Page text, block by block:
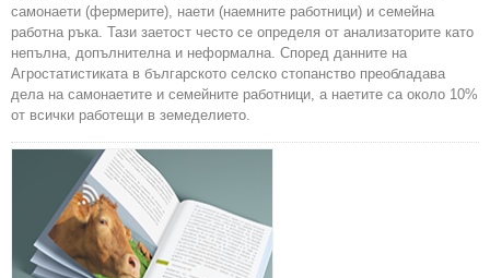
самонаети (фермерите), наети (наемните работници) и семейна
работна ръка. Тази заетост често се определя от анализаторите като
непълна, допълнителна и неформална. Според данните на
Агростатистиката в българското селско стопанство преобладава
дела на самонаетите и семейните работници, а наетите са около 10%
от всички работещи в земеделието.